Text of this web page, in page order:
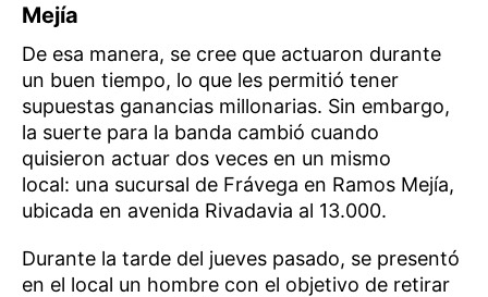
Mejía
De esa manera, se cree que actuaron durante
un buen tiempo, lo que les permitió tener
supuestas ganancias millonarias. Sin embargo,
la suerte para la banda cambió cuando
quisieron actuar dos veces en un mismo
local: una sucursal de Frávega en Ramos Mejía,
ubicada en avenida Rivadavia al 13.000.
Durante la tarde del jueves pasado, se presentó
en el local un hombre con el objetivo de retirar